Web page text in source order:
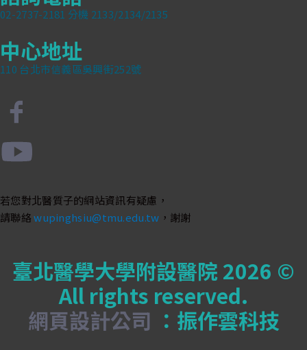
02-2737-2181 分機 2133/2134/2135
中心地址
110 台北市信義區吳興街252號
若您對北醫質子的網站資訊有疑慮，
請聯絡wupinghsiu@tmu.edu.tw ，謝謝
臺北醫學大學附設醫院 2026 ©
All rights reserved.
網頁設計公司 ：振作雲科技